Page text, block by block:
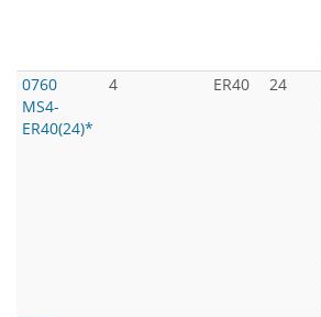
0760
MS4-
ER40(24)*
4 ER40 24